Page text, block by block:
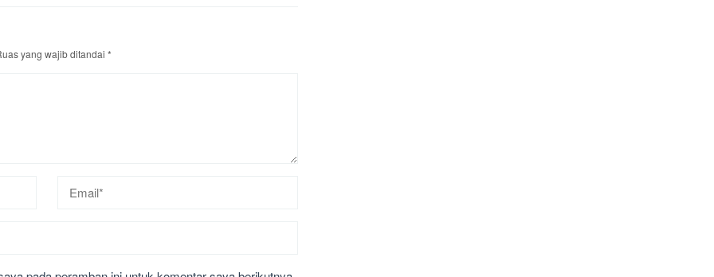
yang wajib ditandai *